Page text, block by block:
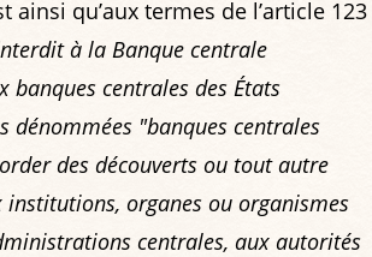
ainsi qu’aux termes de l’article 123
à la Banque centrale
banques centrales des États
dénommées "banques centrales
des découverts ou tout autre
institutions, organes ou organismes
centrales, aux autorités